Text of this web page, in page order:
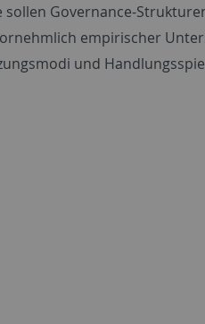
Governance-
empirischer
und